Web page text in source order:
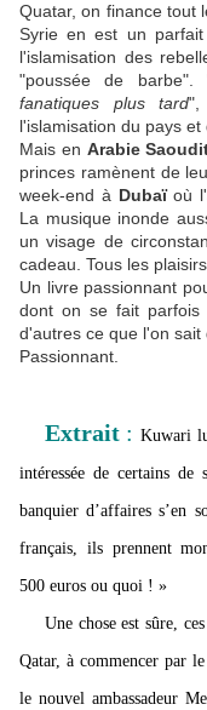
Quatar, on finance tout
Syrie en est un
l'islamisation des
"poussée de barbe".
fanatiques plus tard",
l'islamisation du pays et
Mais en Arabie
princes ramènent de
week-end à Dubaïoù
La musique inonde
un visage de
cadeau. Tous les
Un livre passionnant
dont on se fait parfois
d'autres ce que l'on sait
Passionnant.
Extrait: Kuwari
intéressée de certains de
banquier d’affaires s’en
français, ils prennent
500 euros ou quoi ! »
Une chose est sûre,
Qatar, à commencer par
le nouvel ambassadeur